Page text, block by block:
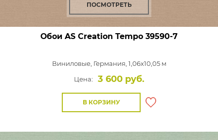
ПОСМОТРЕТЬ
Обои AS Creation Tempo 39590-7
Виниловые, Германия, 1,06x10,05 м
Цена:
3 600 руб.
В КОРЗИНУ